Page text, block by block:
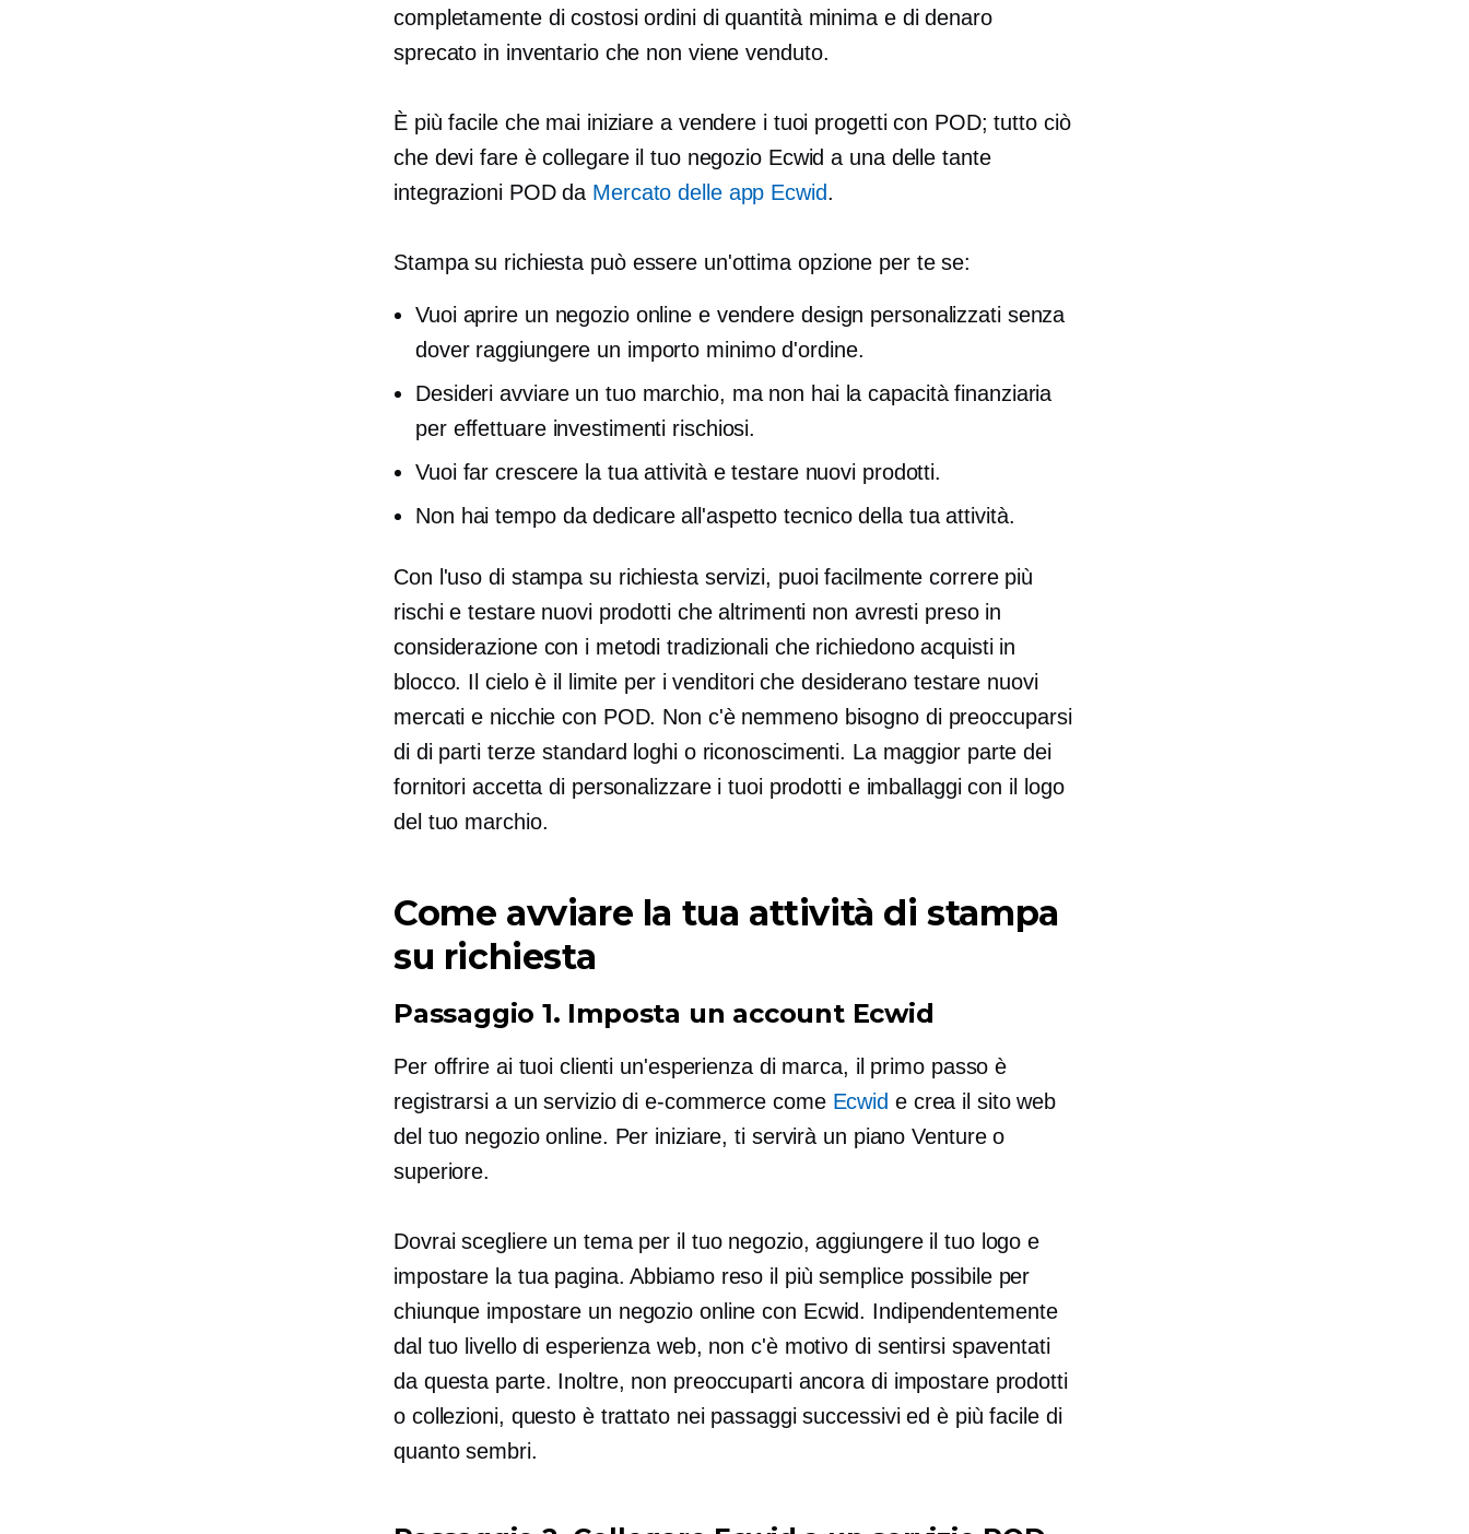
completamente di costosi ordini di quantità minima e di denaro
sprecato in inventario che non viene venduto.
È più facile che mai iniziare a vendere i tuoi progetti con POD; tutto ciò
che devi fare è collegare il tuo negozio Ecwid a una delle tante
integrazioni POD da Mercato delle app Ecwid.
Stampa su richiesta può essere un'ottima opzione per te se:
Vuoi aprire un negozio online e vendere design personalizzati senza
dover raggiungere un importo minimo d'ordine.
Desideri avviare un tuo marchio, ma non hai la capacità finanziaria
per effettuare investimenti rischiosi.
Vuoi far crescere la tua attività e testare nuovi prodotti.
Non hai tempo da dedicare all'aspetto tecnico della tua attività.
Con l'uso di stampa su richiestaservizi, puoi facilmente correre più
rischi e testare nuovi prodotti che altrimenti non avresti preso in
considerazione con i metodi tradizionali che richiedono acquisti in
blocco. Il cielo è il limite per i venditori che desiderano testare nuovi
mercati e nicchie con POD. Non c'è nemmeno bisogno di preoccuparsi
di di parti terze standard loghi o riconoscimenti. La maggior parte dei
fornitori accetta di personalizzare i tuoi prodotti e imballaggi con il logo
del tuo marchio.
Come avviare la tua attività di stampa
su richiesta
Passaggio 1. Imposta un account Ecwid
Per offrire ai tuoi clienti un'esperienza di marca, il primo passo è
registrarsi a un servizio di e-commerce comeEcwid e crea il sito web
del tuo negozio online. Per iniziare, ti servirà un piano Venture o
superiore.
Dovrai scegliere un tema per il tuo negozio, aggiungere il tuo logo e
impostare la tua pagina. Abbiamo reso il più semplice possibile per
chiunque impostare un negozio online con Ecwid. Indipendentemente
dal tuo livello di esperienza web, non c'è motivo di sentirsi spaventati
da questa parte. Inoltre, non preoccuparti ancora di impostare prodotti
o collezioni, questo è trattato nei passaggi successivi ed è più facile di
quanto sembri.